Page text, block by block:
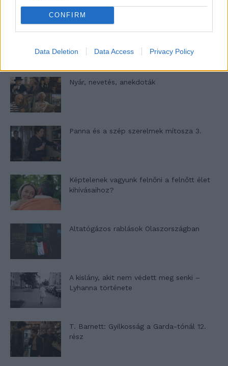
CONFIRM
Data Deletion Data Access Privacy Policy
A világ legismertebb ruhái
Nyár, nevetés, anekdoták
Panna és a szép szerelmek mítosza 3.
Képtelenek vagyunk felnőni a felnőtt élet
kihívásaihoz?
Altatógázos rablások Olaszországban
A kislány, akit nem védett meg senki –
Lyhanna története
T. Barnett: Gyilkosság a Garda-tónál 12.
rész